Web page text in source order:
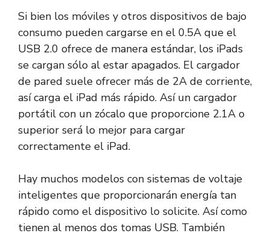
Si bien los móviles y otros dispositivos de bajo
consumo pueden cargarse en el 0.5A que el
USB 2.0 ofrece de manera estándar, los iPads
se cargan sólo al estar apagados. El cargador
de pared suele ofrecer más de 2A de corriente,
así carga el iPad más rápido. Así un cargador
portátil con un zócalo que proporcione 2.1A o
superior será lo mejor para cargar
correctamente el iPad.
Hay muchos modelos con sistemas de voltaje
inteligentes que proporcionarán energía tan
rápido como el dispositivo lo solicite. Así como
tienen al menos dos tomas USB. También